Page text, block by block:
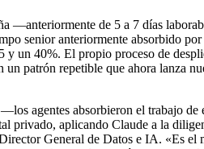
de 5 a 7 días
senior anteriormente absorbido
un 40%. El propio proceso de
patrón repetible que ahora lanza
agentes absorbieron el trabajo de
aplicando Claude a la
General de Datos e IA. «Es el